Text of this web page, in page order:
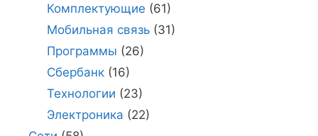
Комплектующие (61)
Мобильная связь(31)
Программы (26)
Сбербанк(16)
Технологии (23)
Электроника (22)